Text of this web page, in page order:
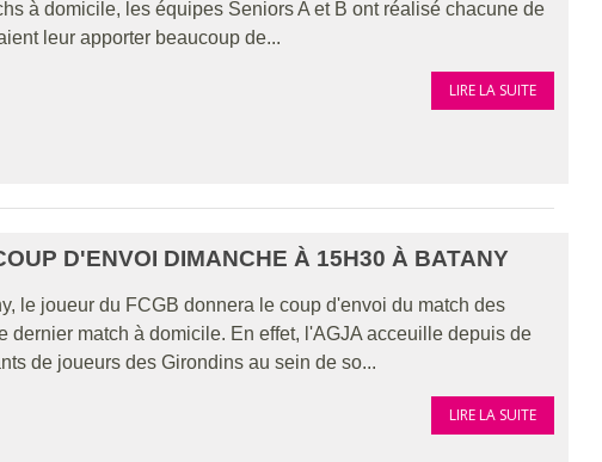
à domicile, les équipes Seniors A et B ont réalisé chacune de
leur apporter beaucoup de...
LIRE LA SUITE
D'ENVOI DIMANCHE À 15H30 À BATANY
le joueur du FCGB donnera le coup d'envoi du match des
dernier match à domicile. En effet, l'AGJA acceuille depuis de
de joueurs des Girondins au sein de so...
LIRE LA SUITE